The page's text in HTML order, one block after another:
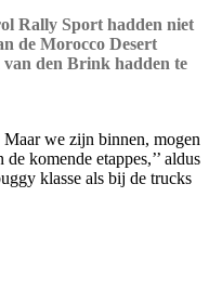
Rally Sport hadden niet
de Morocco Desert
den Brink hadden te
we zijn binnen, mogen
komende etappes,’’ aldus
klasse als bij de trucks